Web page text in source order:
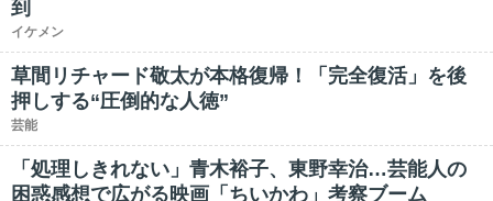
到
イケメン
草間リチャード敬太が本格復帰！「完全復活」を後
押しする“圧倒的な人徳”
芸能
「処理しきれない」青木裕子、東野幸治…芸能人の
困惑感想で広がる映画「ちいかわ」考察ブーム